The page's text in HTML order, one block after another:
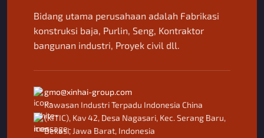
Bidang utama perusahaan adalah Fabrikasi
konstruksi baja, Purlin, Seng, Kontraktor
bangunan industri, Proyek civil dll.
gmo@xinhai-group.com
Kawasan Industri Terpadu Indonesia China
(KITIC), Kav 42, Desa Nagasari, Kec. Serang Baru,
Bekasi, Jawa Barat, Indonesia